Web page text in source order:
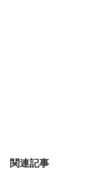
関連記事